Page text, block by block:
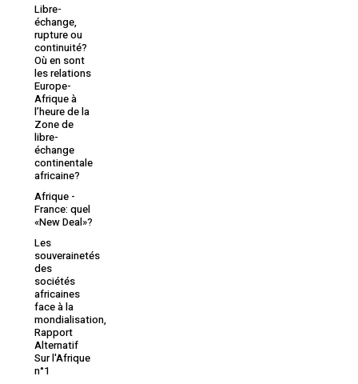
Libre-
échange,
rupture ou
continuité?
Où en sont
les relations
Europe-
Afrique à
l’heure de la
Zone de
libre-
échange
continentale
africaine?
Afrique -
France: quel
«New Deal»?
Les
souverainetés
des
sociétés
africaines
face à la
mondialisation,
Rapport
Alternatif
Sur l'Afrique
n°1